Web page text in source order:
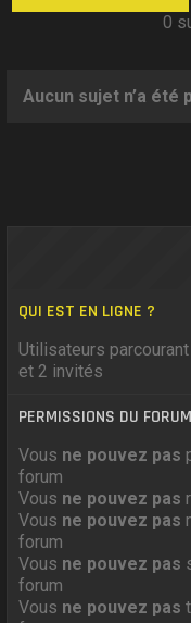
0
Aucun sujet n’a été
QUI EST EN LIGNE ?
Utilisateurs
et 2 invités
PERMISSIONS DU FORUM
Vous ne pouvez pas
forum
Vous ne pouvez pas
Vous ne pouvez pas
forum
Vous ne pouvez pas
forum
Vous ne pouvez pas